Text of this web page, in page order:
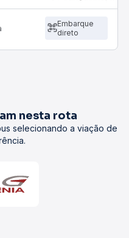
Embarque
direto
nesta rota
selecionando a viação de